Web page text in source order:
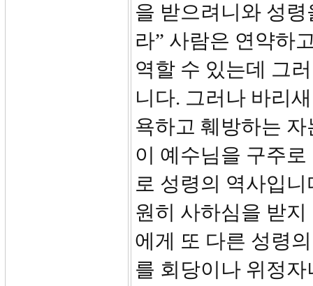
을 받으려니와 성
라” 사람은 연약하
역할 수 있는데 그
니다. 그러나 바리
욕하고 훼방하는
이 예수님을 구주
로 성령의 역사입
원히 사하심을 받
에게 또 다른 성령
를 회당이나 위정